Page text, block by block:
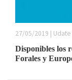
27/05/2019 | Udate
Disponibles los
Forales y